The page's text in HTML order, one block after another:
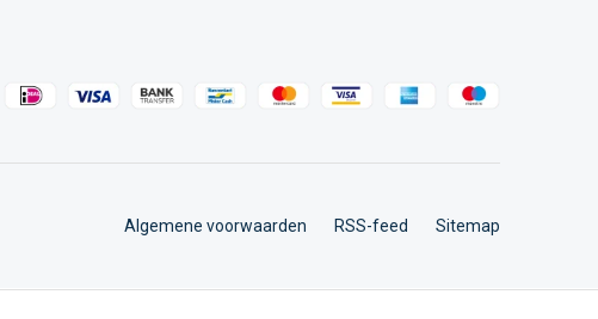
Algemene voorwaarden RSS-feed Sitemap